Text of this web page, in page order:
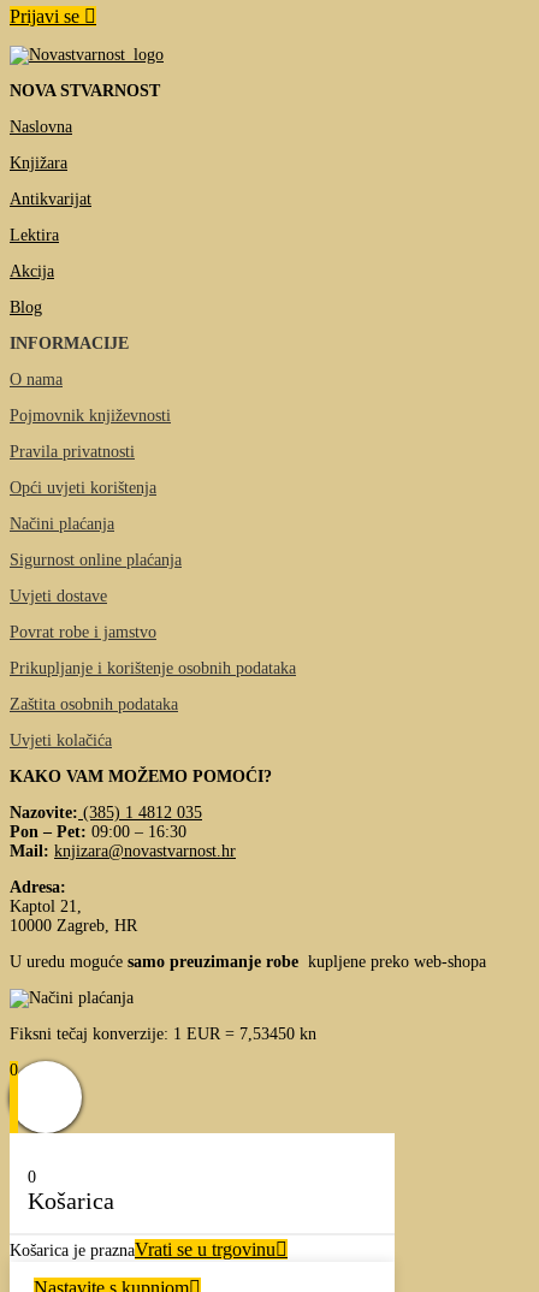
Prijavi se
NOVA STVARNOST
Naslovna
Knjižara
Antikvarijat
Lektira
Akcija
Blog
INFORMACIJE
O nama
Pojmovnik književnosti
Pravila privatnosti
Opći uvjeti korištenja
Načini plaćanja
Sigurnost online plaćanja
Uvjeti dostave
Povrat robe i jamstvo
Prikupljanje i korištenje osobnih podataka
Zaštita osobnih podataka
Uvjeti kolačića
KAKO VAM MOŽEMO POMOĆI?
Nazovite: (385) 1 4812 035
Pon – Pet: 09:00 – 16:30
Mail: knjizara@novastvarnost.hr
Adresa:
Kaptol 21,
10000 Zagreb, HR
U uredu moguće samo preuzimanje robe kupljene preko web-shopa
Fiksni tečaj konverzije: 1 EUR = 7,53450 kn
0
0
Košarica
Košarica je praznaVrati se u trgovinu
Nastavite s kupnjom